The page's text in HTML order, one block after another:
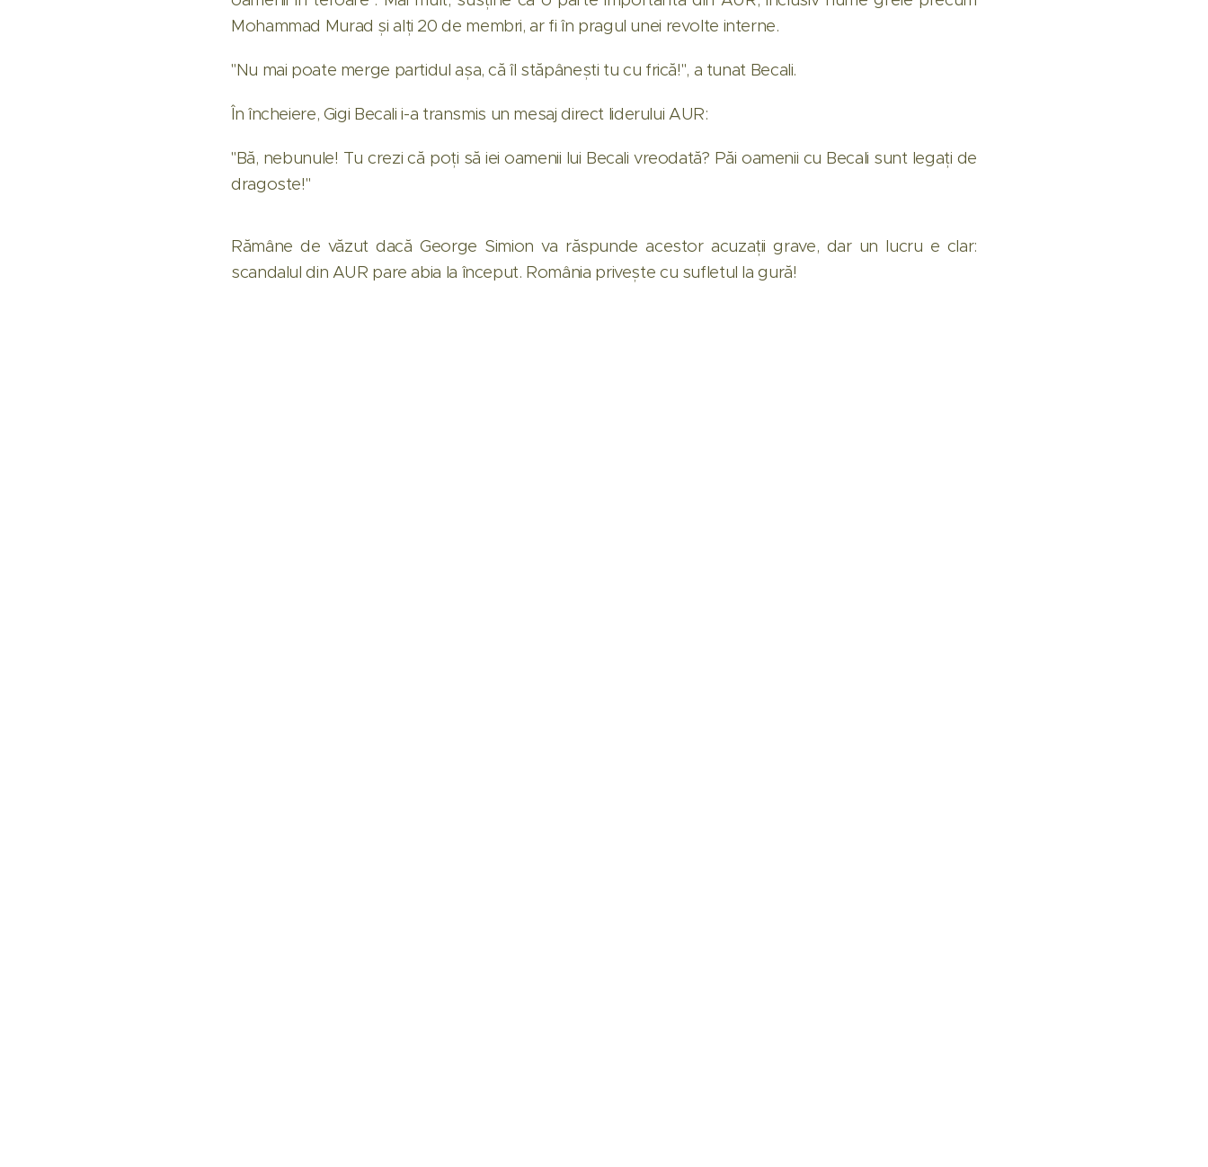
Mohammad Murad și alți 20 de membri, ar fi în pragul unei revolte interne.
"Nu mai poate merge partidul așa, că îl stăpânești tu cu frică!", a tunat Becali.
În încheiere, Gigi Becali i-a transmis un mesaj direct liderului AUR:
"Bă, nebunule! Tu crezi că poți să iei oamenii lui Becali vreodată? Păi oamenii cu Becali sunt legați de
dragoste!"
Rămâne de văzut dacă George Simion va răspunde acestor acuzații grave, dar un lucru e clar:
scandalul din AUR pare abia la început. România privește cu sufletul la gură!